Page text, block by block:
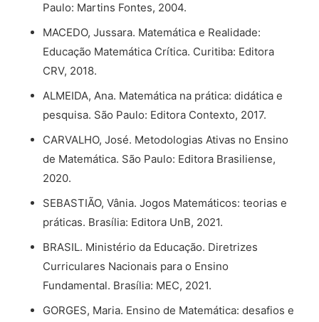
Paulo: Martins Fontes, 2004.
MACEDO, Jussara. Matemática e Realidade:
Educação Matemática Crítica. Curitiba: Editora
CRV, 2018.
ALMEIDA, Ana. Matemática na prática: didática e
pesquisa. São Paulo: Editora Contexto, 2017.
CARVALHO, José. Metodologias Ativas no Ensino
de Matemática. São Paulo: Editora Brasiliense,
2020.
SEBASTIÃO, Vânia. Jogos Matemáticos: teorias e
práticas. Brasília: Editora UnB, 2021.
BRASIL. Ministério da Educação. Diretrizes
Curriculares Nacionais para o Ensino
Fundamental. Brasília: MEC, 2021.
GORGES, Maria. Ensino de Matemática: desafios e